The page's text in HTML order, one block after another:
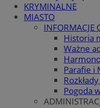
KRYMINALNE
MIASTO
INFORMACJE
Historia
Ważne
Parafie i
Pogoda